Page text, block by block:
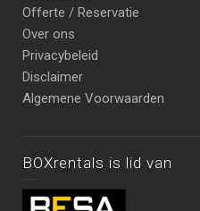
Offerte / Reservatie
Over ons
Privacybeleid
Disclaimer
Algemene Voorwaarden
BOXrentals is lid van